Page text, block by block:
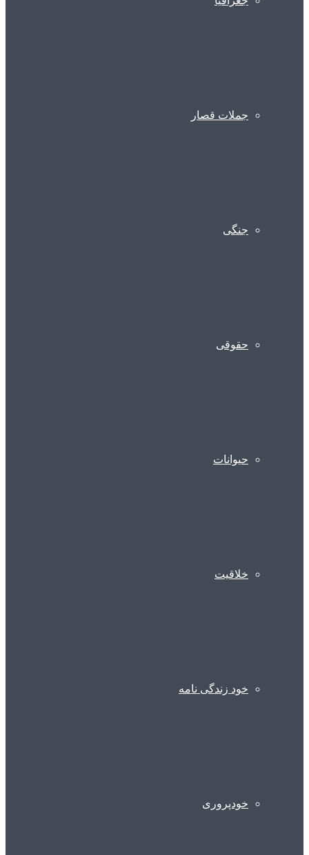
جملات قصار
جنگی
حقوقی
حیوانات
خلاقیت
خود زندگی نامه
خودپروری